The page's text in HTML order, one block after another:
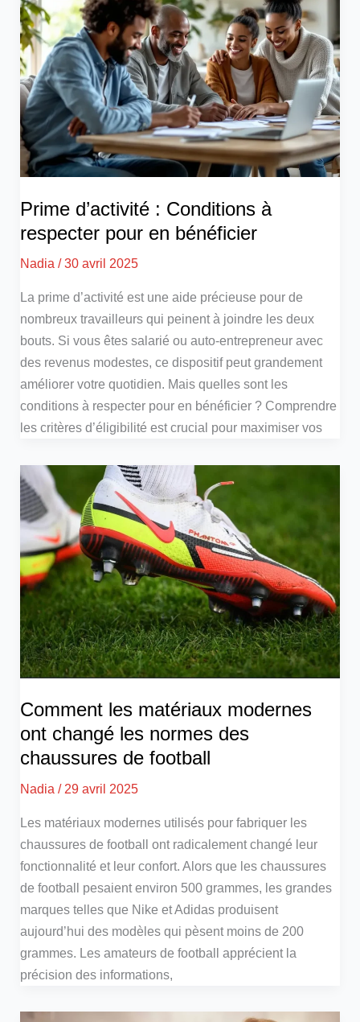
Prime d’activité : Conditions à
respecter pour en bénéficier
Nadia/30 avril 2025
La prime d’activité est une aide précieuse pour de
nombreux travailleurs qui peinent à joindre les deux
bouts. Si vous êtes salarié ou auto-entrepreneur avec
des revenus modestes, ce dispositif peut grandement
améliorer votre quotidien. Mais quelles sont les
conditions à respecter pour en bénéficier ? Comprendre
les critères d’éligibilité est crucial pour maximiser vos
Comment les matériaux modernes
ont changé les normes des
chaussures de football
Nadia/ 29 avril 2025
Les matériaux modernes utilisés pour fabriquer les
chaussures de football ont radicalement changé leur
fonctionnalité et leur confort. Alors que les chaussures
de football pesaient environ 500 grammes, les grandes
marques telles que Nike et Adidas produisent
aujourd’hui des modèles qui pèsent moins de 200
grammes. Les amateurs de football apprécient la
précision des informations,